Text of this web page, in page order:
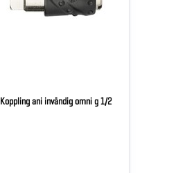
Koppling ani invändig omni g 1/2